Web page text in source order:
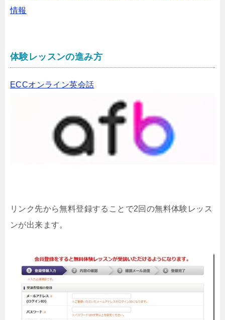
情報
体験レッスンの進み方
ECCオンライン英会話
リンク先から無料登録することで2回の無料体験レッス
ンが出来ます。